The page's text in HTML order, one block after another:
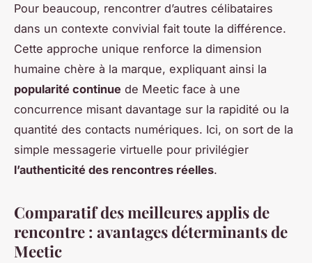
Pour beaucoup, rencontrer d’autres célibataires
dans un contexte convivial fait toute la différence.
Cette approche unique renforce la dimension
humaine chère à la marque, expliquant ainsi la
popularité continue de Meetic face à une
concurrence misant davantage sur la rapidité ou la
quantité des contacts numériques. Ici, on sort de la
simple messagerie virtuelle pour privilégier
l’authenticité des rencontres réelles.
Comparatif des meilleures applis de
rencontre : avantages déterminants de
Meetic